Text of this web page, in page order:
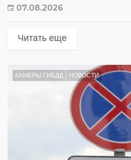
07.08.2026
Читать еще
КАМЕРЫ ГИБДД НОВОСТИ